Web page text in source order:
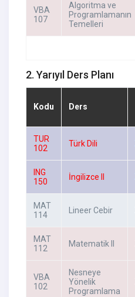
VBA
107
Algoritma ve
Programlamanın
Temelleri
2. Yarıyıl Ders Planı
Kodu Ders
TUR
102
Türk Dili
ING
150
İngilizce II
MAT
114
Lineer Cebir
MAT
112
Matematik II
VBA
102
Nesneye
Yönelik
Programlama